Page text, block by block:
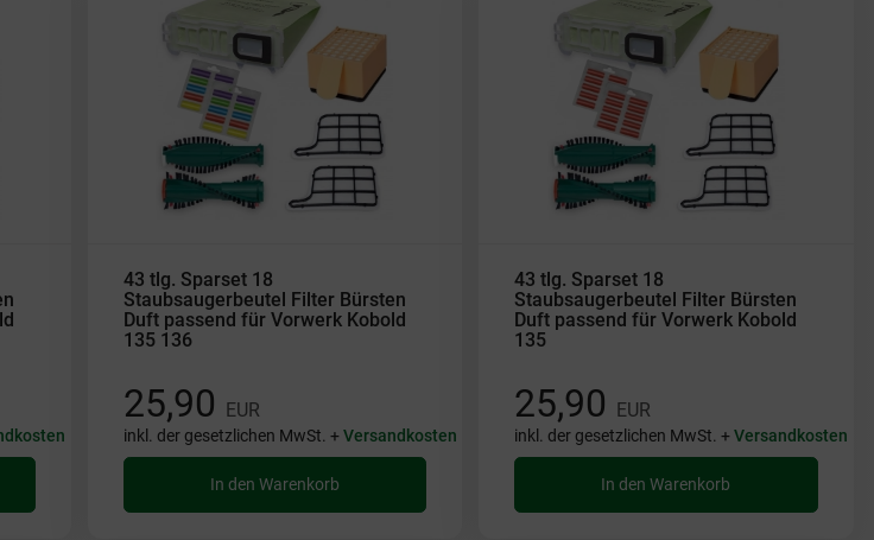
43 tlg. Sparset 18
Staubsaugerbeutel Filter Bürsten
Duft passend für Vorwerk Kobold
135 136
25,90 EUR
inkl. der gesetzlichen MwSt. +Versandkosten
In den Warenkorb
43 tlg. Sparset 18
Staubsaugerbeutel Filter Bürsten
Duft passend für Vorwerk Kobold
135
25,90 EUR
inkl. der gesetzlichen MwSt. +Versandkosten
In den Warenkorb